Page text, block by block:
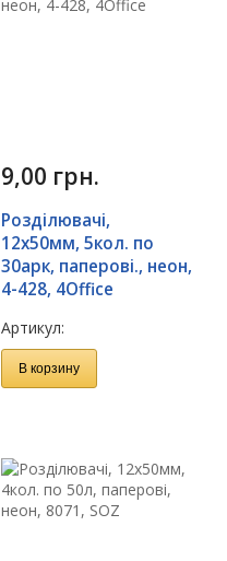
9,00 грн.
Розділювачі,
12х50мм, 5кол. по
30арк, паперові., неон,
4-428, 4Office
Артикул:
В корзину